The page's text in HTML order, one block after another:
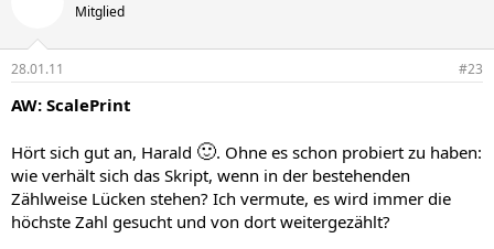
Mitglied
28.01.11 #23
AW: ScalePrint
Hört sich gut an, Harald 🙂. Ohne es schon probiert zu haben:
wie verhält sich das Skript, wenn in der bestehenden
Zählweise Lücken stehen? Ich vermute, es wird immer die
höchste Zahl gesucht und von dort weitergezählt?